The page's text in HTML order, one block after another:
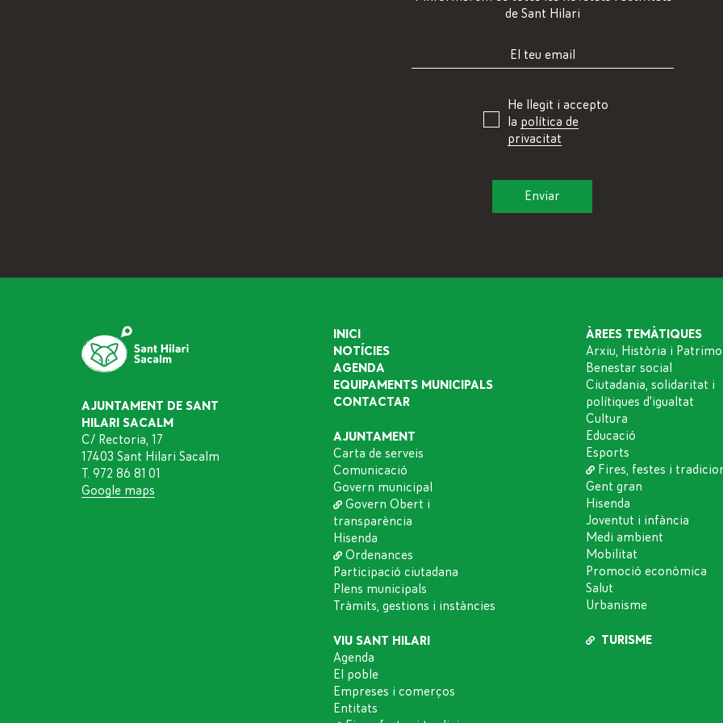
de Sant Hilari
He llegit i accepto
la política de
privacitat
AJUNTAMENT DE SANT
HILARI SACALM
C/ Rectoria, 17
17403 Sant Hilari Sacalm
T. 972 86 81 01
Google maps
INICI
NOTÍCIES
AGENDA
EQUIPAMENTS MUNICIPALS
CONTACTAR
AJUNTAMENT
Carta de serveis
Comunicació
Govern municipal
Govern Obert i
transparència
Hisenda
Ordenances
Participació ciutadana
Plens municipals
Tràmits, gestions i instàncies
VIU SANT HILARI
Agenda
El poble
Empreses i comerços
Entitats
ÀREES TEMÀTIQUES
Arxiu, Història i
Benestar social
Ciutadania, solidaritat i
polítiques d'igualtat
Cultura
Educació
Esports
Fires, festes i
Gent gran
Hisenda
Joventut i infància
Medi ambient
Mobilitat
Promoció econòmica
Salut
Urbanisme
TURISME